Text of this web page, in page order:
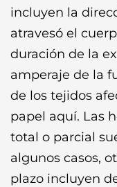
incluyen la
atravesó el
duración de la
amperaje de la
de los tejidos
papel aquí. Las
total o parcial
algunos casos,
plazo incluyen